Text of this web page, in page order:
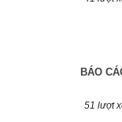
BÁO
51 lượt